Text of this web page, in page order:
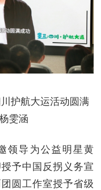
护航大运活动圆满
雯涵
导为公益明星黄
予中国反拐义务宣
圆工作室授予省级